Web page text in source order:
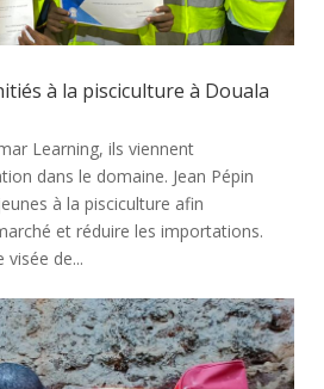
à la pisciculture à Douala
Learning, ils viennent
dans le domaine. Jean Pépin
à la pisciculture afin
et réduire les importations.
visée de...